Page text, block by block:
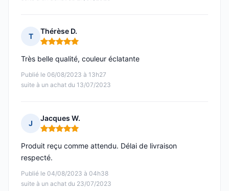
T
Thérèse D.
Note : 5 sur 5
Publié le 06/08/2023 à 13h27
suite à un achat du 13/07/2023
Très belle qualité, couleur éclatante
J
Jacques W.
Note : 5 sur 5
Publié le 04/08/2023 à 04h38
suite à un achat du 23/07/2023
Produit reçu comme attendu. Délai de livraison
respecté.